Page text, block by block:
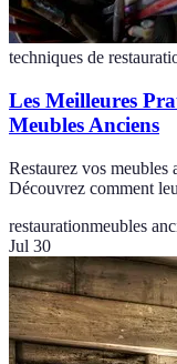
techniques de
Les Meilleures
Meubles Anciens
Restaurez vos meubles
Découvrez comment
restaurationmeubles
Jul 30